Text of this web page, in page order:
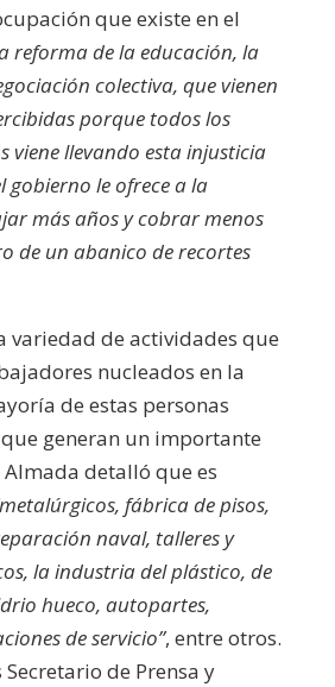
que existe en el
reforma de la educación, la
colectiva, que vienen
porque todos los
viene llevando esta injusticia
gobierno le ofrece a la
más años y cobrar menos
de un abanico de recortes
variedad de actividades que
nucleados en la
de estas personas
generan un importante
detalló que es
fábrica de pisos,
naval, talleres y
la industria del plástico, de
hueco, autopartes,
de servicio”, entre otros.
de Prensa y